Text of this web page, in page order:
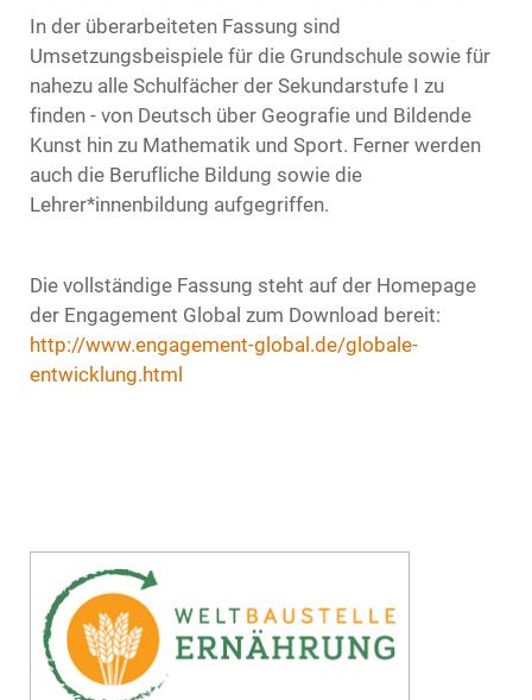
In der überarbeiteten Fassung sind
Umsetzungsbeispiele für die Grundschule sowie für
nahezu alle Schulfächer der Sekundarstufe I zu
finden - von Deutsch über Geografie und Bildende
Kunst hin zu Mathematik und Sport. Ferner werden
auch die Berufliche Bildung sowie die
Lehrer*innenbildung aufgegriffen.
Die vollständige Fassung steht auf der Homepage
der Engagement Global zum Download bereit:
http://www.engagement-global.de/globale-
entwicklung.html